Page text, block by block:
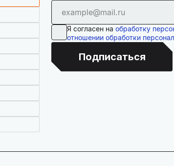
Я согласен на обработку
отношении обработки
Подписаться